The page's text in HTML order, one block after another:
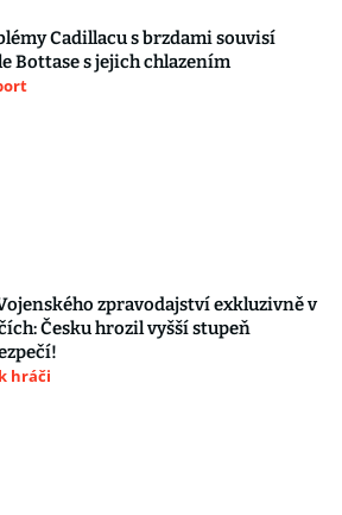
Cadillacu s brzdami souvisí
Bottase s jejich chlazením
zpravodajství exkluzivně v
Česku hrozil vyšší stupeň
hráči